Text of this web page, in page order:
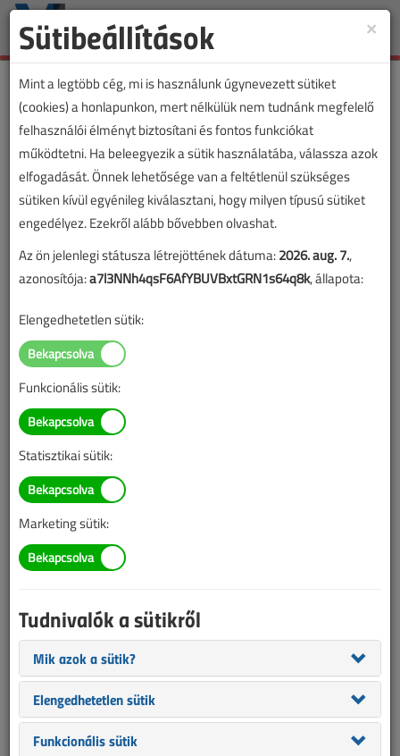
Toggle
VL lapszámvásárlás
Villanyszerelők Lapja 2026. májusi
lapszám
A lapszám megvásárlásával korlátlan hozzáférést kap a
lapszám cikkeihez és pdf formátumban letöltheti a
lapszámot. A sikeres online elektronikus fizetést követően
azonnal aktiválódik a hozzáférés a lapszámhoz. A
hozzáférése nem évül el.
A rendeléshez kérjük, lépjen be!
Illetve, ha még nem tette meg, kérjük, regisztráljon!
Tudnivalók az online lapszámvásárlásról
Van más mód ahhoz, hogy hozzáférjek egy lapszámhoz?
A megvásárolt lapszámot megkapom nyomtatott
formában is?
Meddig érvényes a hozzáférés a megvásárolt
lapszámhoz?
VL előfizetés
×
Sütibeállítások
Mint a legtöbb cég, mi is használunk úgynevezett sütiket
(cookies) a honlapunkon, mert nélkülük nem tudnánk megfelelő
felhasználói élményt biztosítani és fontos funkciókat
működtetni. Ha beleegyezik a sütik használatába, válassza azok
elfogadását. Önnek lehetősége van a feltétlenül szükséges
sütiken kívül egyénileg kiválasztani, hogy milyen típusú sütiket
engedélyez. Ezekről alább bővebben olvashat.
Az ön jelenlegi státusza létrejöttének dátuma:2026. aug. 7.,
azonosítója:a7l3NNh4qsF6AfYBUVBxtGRN1s64q8k, állapota:
Elengedhetetlen sütik:
Funkcionális sütik:
Statisztikai sütik:
Marketing sütik:
Tudnivalók a sütikről
Mik azok a sütik?
Elengedhetetlen sütik
Funkcionális sütik